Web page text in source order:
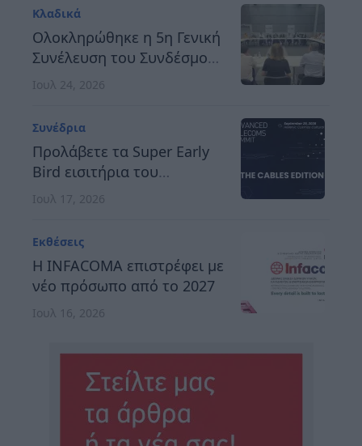
Κλαδικά
Ολοκληρώθηκε η 5η Γενική
Συνέλευση του Συνδέσμου
Οργανωτών &
Ελλάδος
Ιουλ 24, 2026
Συνέδρια
Προλάβετε τα Super Early
Bird εισιτήρια του
Advanced Telecoms
Ιουλ 17, 2026
Εκθέσεις
Η INFACOMA επιστρέφει με
νέο πρόσωπο από το 2027
Ιουλ 16, 2026
Συνέδρια
12th MedTech Conference:
Δύο χρόνια «στην
αναμονή» η ιατρική
καινοτομία λόγω ΕΟΠΥΥ
Ιουλ 15, 2026